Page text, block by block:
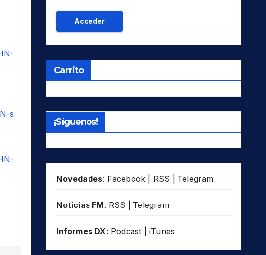
s
Carrito
¡Síguenos!
Novedades: Facebook RSS Telegram
Noticias FM: RSS Telegram
Informes DX: Podcast iTunes